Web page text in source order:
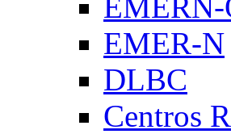
EMER-N
DLBC
Centros